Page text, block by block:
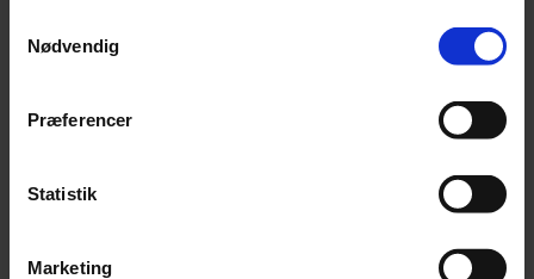
Nødvendig
Præferencer
Statistik
Marketing
Onsdag: 07.00–21.00